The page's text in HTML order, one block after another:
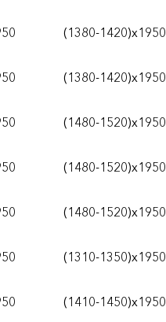
(1380-1420)х1950
(1380-1420)х1950
(1480-1520)x1950
(1480-1520)x1950
(1480-1520)x1950
(1310-1350)х1950
(1410-1450)х1950